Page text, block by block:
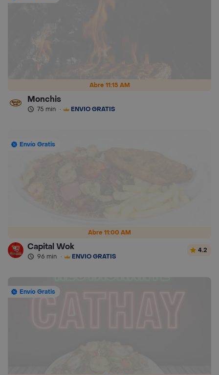
Abre 11:15 AM
Monchis
75 min · ENVÍO GRATIS
Abre 11:00 AM
Envío Gratis
Capital Wok
96 min · ENVÍO GRATIS
4.2
Envío Gratis